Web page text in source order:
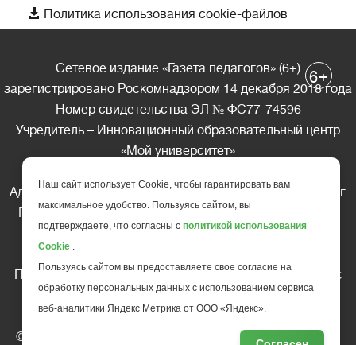
 Политика использования cookie-файлов
Сетевое издание «Газета педагогов» (6+)
зарегистрировано Роскомнадзором 14 декабря 2018 года
Номер свидетельства ЭЛ № ФС77-74596
Учредитель – Инновационный образовательный центр
«Мой университет»
Адрес редакции: 185035 Россия, Республика Карелия, г.
Петрозаводск, ул. Фридриха Энгельса д.10, офис 211
Телефон редакции: +7 (499) 685-10-45
Перепечатка материалов газеты допускается только c
письменного разрешения редакции
Ссылка на «Газету педагогов» обязательна.
© АНО ДПО "Инновационный образовательный центр
6+
Наш сайт использует Cookie, чтобы гарантировать вам
максимальное удобство. Пользуясь сайтом, вы
подтверждаете, что согласны с политикой использования
Cookie .
Пользуясь сайтом вы предоставляете свое согласие на
обработку персональных данных с использованием сервиса
веб-аналитики Яндекс Метрика от ООО «Яндекс».